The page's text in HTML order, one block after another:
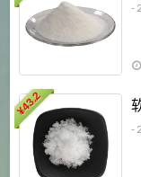
-
¥
43.2
-